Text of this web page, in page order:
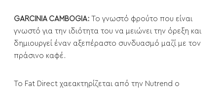
GARCINIA CAMBOGIA: Το γνωστό φρούτο που είναι
γνωστό για την ιδιότητα του να μειώνει την όρεξη και
δημιουργεί έναν αξεπέραστο συνδυασμό μαζί με τον
πράσινο καφέ.
Το Fat Direct χαεακτηρίζεται από την Nutrend ο